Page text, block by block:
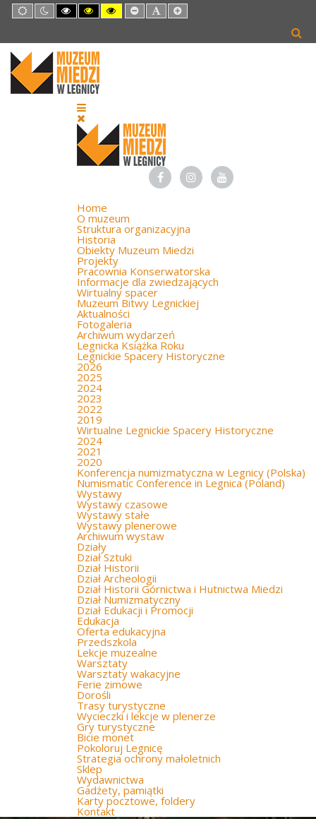
Default
mode
Night
mode
High
Contrast
mode
High
Contrast
mode
High
Contrast
mode
Set
Smaller
Set
Default
Set
Larger
Home
O muzeum
Struktura organizacyjna
Historia
Obiekty Muzeum Miedzi
Projekty
Pracownia Konserwatorska
Informacje dla zwiedzających
Wirtualny spacer
Muzeum Bitwy Legnickiej
Aktualności
Fotogaleria
Archiwum wydarzeń
Legnicka Książka Roku
Legnickie Spacery Historyczne
2026
2025
2024
2023
2022
2019
Wirtualne Legnickie Spacery Historyczne
2024
2021
2020
Konferencja numizmatyczna w Legnicy (Polska)
Numismatic Conference in Legnica (Poland)
Wystawy
Wystawy czasowe
Wystawy stałe
Wystawy plenerowe
Archiwum wystaw
Działy
Dział Sztuki
Dział Historii
Dział Archeologii
Dział Historii Górnictwa i Hutnictwa Miedzi
Dział Numizmatyczny
Dział Edukacji i Promocji
Edukacja
Oferta edukacyjna
Przedszkola
Lekcje muzealne
Warsztaty
Warsztaty wakacyjne
Ferie zimowe
Dorośli
Trasy turystyczne
Wycieczki i lekcje w plenerze
Gry turystyczne
Bicie monet
Pokoloruj Legnicę
Strategia ochrony małoletnich
Sklep
Wydawnictwa
Gadżety, pamiątki
Karty pocztowe, foldery
Kontakt